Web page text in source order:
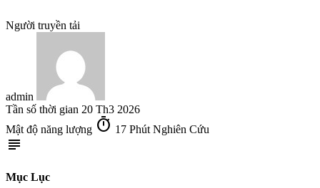
Người truyền tải
admin
Tần số thời gian 20 Th3 2026
Mật độ năng lượng timer 17 Phút Nghiên Cứu
subject
Mục Lục